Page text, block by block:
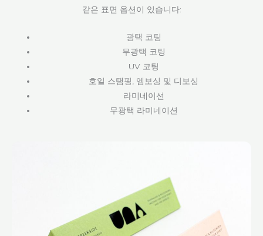
같은 표면 옵션이 있습니다:
광택 코팅
무광택 코팅
UV 코팅
호일 스탬핑, 엠보싱 및 디보싱
라미네이션
무광택 라미네이션